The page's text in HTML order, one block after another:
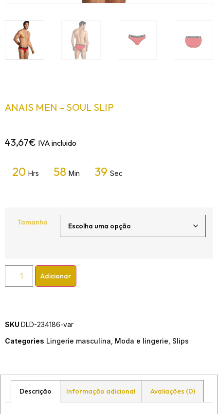
ANAIS MEN – SOUL SLIP
43,67€ IVA incluido
20 Hrs 58 Min 39 Sec
Tamanho
Adicionar
SKU DLD-234186-var
Categories Lingerie masculina Moda e lingerie Slips
Descrição Informação adicional Avaliações (0)